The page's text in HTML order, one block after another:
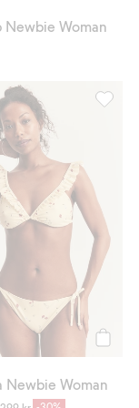
Newbie Woman
Woman, Lägg till
Newbie Woman